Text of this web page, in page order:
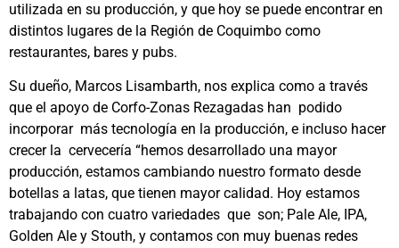
utilizada en su producción, y que hoy se puede encontrar en
distintos lugares de la Región de Coquimbo como
restaurantes, bares y pubs.
Su dueño, Marcos Lisambarth, nos explica como a través
que el apoyo de Corfo-Zonas Rezagadas han podido
incorporar más tecnología en la producción, e incluso hacer
crecer la cervecería “hemos desarrollado una mayor
producción, estamos cambiando nuestro formato desde
botellas a latas, que tienen mayor calidad. Hoy estamos
trabajando con cuatro variedades que son; Pale Ale, IPA,
Golden Ale y Stouth, y contamos con muy buenas redes